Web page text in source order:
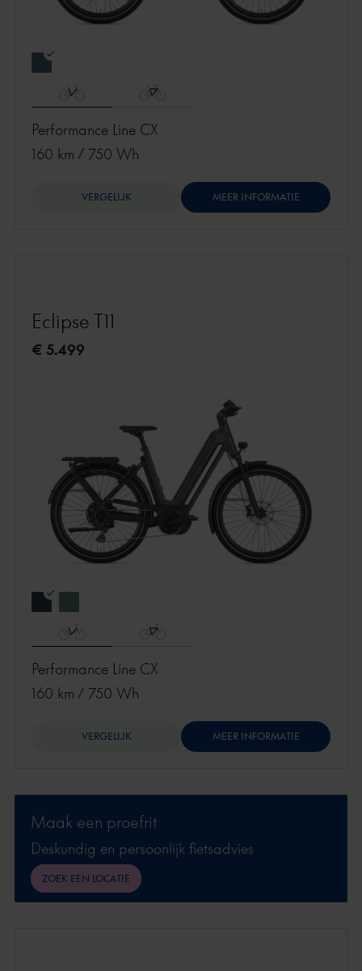
Performance Line CX
160 km / 750 Wh
VERGELIJK MEER INFORMATIE
Eclipse T11
€ 5.499
Performance Line CX
160 km / 750 Wh
VERGELIJK MEER INFORMATIE
Maak een proefrit
Deskundig en persoonlijk fietsadvies
ZOEK EEN LOCATIE